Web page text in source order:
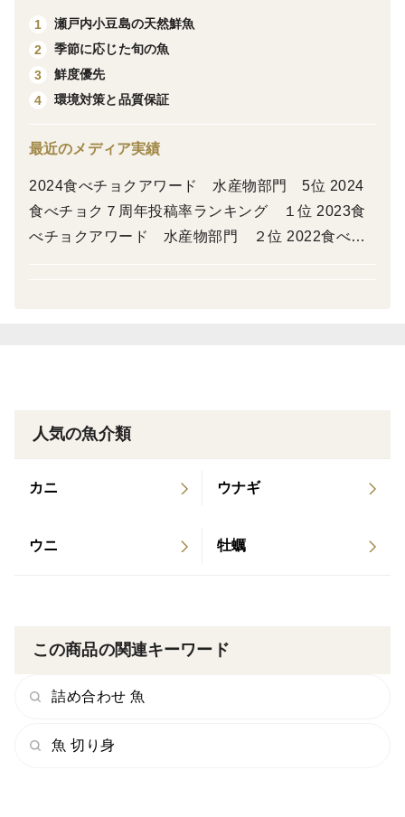
1
瀬戸内小豆島の天然鮮魚
2
季節に応じた旬の魚
3
鮮度優先
4
環境対策と品質保証
最近のメディア実績
2024食べチョクアワード 水産物部門 5位 2024
食べチョク７周年投稿率ランキング １位 2023食
べチョクアワード 水産物部門 ２位 2022食べ
人気の魚介類
カニ ウナギ
ウニ 牡蠣
この商品の関連キーワード
詰め合わせ 魚
魚 切り身